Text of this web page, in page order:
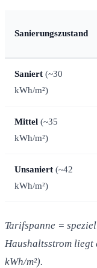
Sanierungszustand
Saniert (~30
kWh/m²)
Mittel (~35
kWh/m²)
Unsaniert (~42
kWh/m²)
Tarifspanne =
Haushaltsstrom liegt
kWh/m²).